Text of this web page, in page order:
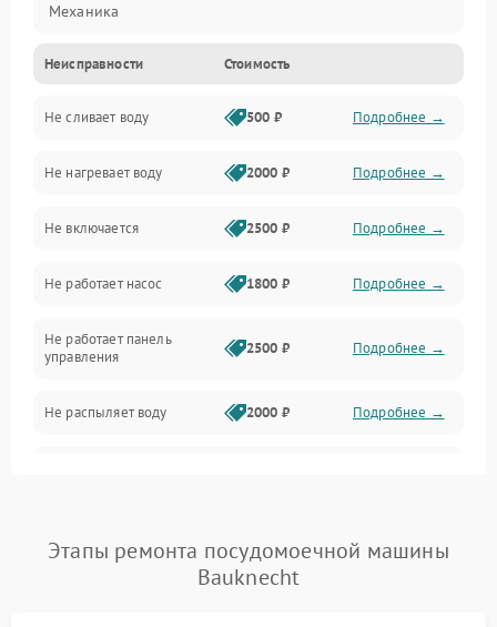
Механика
Управление
Электропитание
Датчики
Нагрев
Вода
Гигиена
Программное обеспечение
Неисправности Стоимость
Не сливает воду 500 ₽ Подробнее →
Не нагревает воду 2000 ₽ Подробнее →
Не включается 2500 ₽ Подробнее →
Не работает насос 1800 ₽ Подробнее →
Не работает панель
управления
2500 ₽ Подробнее →
Не распыляет воду 2000 ₽ Подробнее →
Проблемы с набором
воды
1800 ₽ Подробнее →
Этапы ремонта посудомоечной машины
Bauknecht